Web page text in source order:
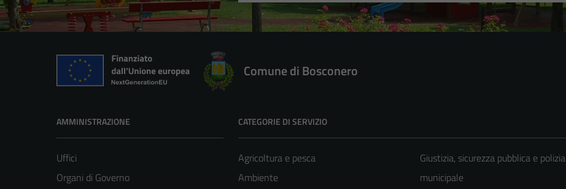
Comune di Bosconero
AMMINISTRAZIONE
Uffici
Organi di Governo
CATEGORIE DI SERVIZIO
Agricoltura e pesca
Ambiente
Giustizia, sicurezza pubblica e polizia
municipale